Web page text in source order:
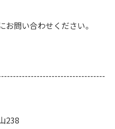
問い合わせください。
238